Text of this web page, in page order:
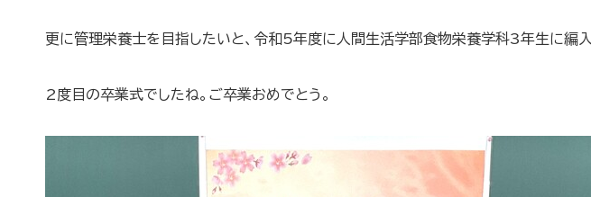
更に管理栄養士を目指したいと、令和5年度に人間生活学部食物栄養学科3年生に編
2度目の卒業式でしたね。ご卒業おめでとう。